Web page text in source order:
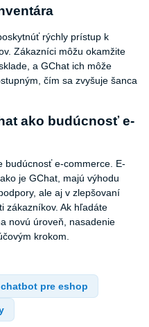
rýchly prístup k
Zákazníci môžu okamžite
a GChat ich môže
čím sa zvyšuje šanca
ako budúcnosť e-
budúcnosť e-commerce. E-
je GChat, majú výhodu
ale aj v zlepšovaní
zákazníkov. Ak hľadáte
novú úroveň, nasadenie
krokom.
pre eshop